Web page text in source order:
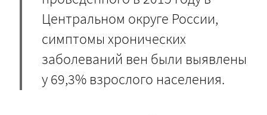
Центральном округе России,
симптомы хронических
заболеваний вен были выявлены
у 69,3% взрослого населения.